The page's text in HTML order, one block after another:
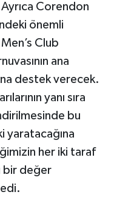
Corendon
önemli
Club
ana
destek verecek.
yanı sıra
bu
yaratacağına
her iki taraf
bir değer